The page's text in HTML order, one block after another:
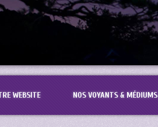
WEBSITE NOS VOYANTS & MÉDIUMS